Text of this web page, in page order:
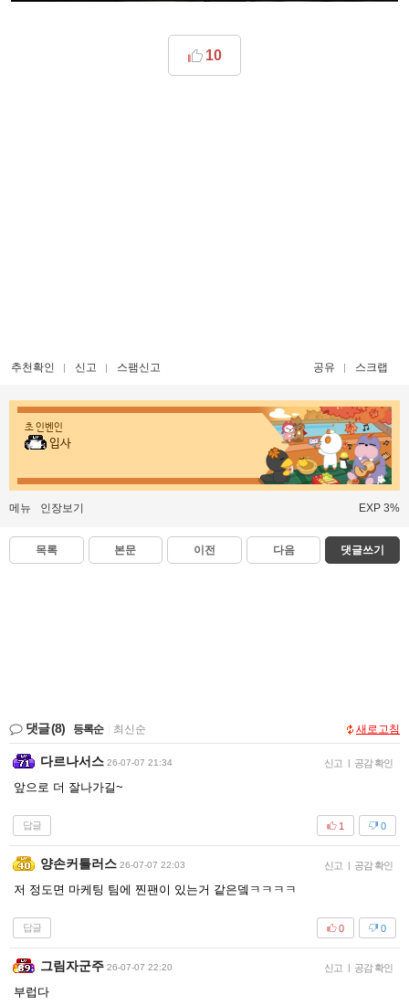
10
추천확인 신고 스팸신고 공유 스크랩
초 인벤인
입사
메뉴 인장보기 EXP 3%
목록 본문 이전 다음 댓글쓰기
댓글(8) 등록순 최신순 새로고침
다르나서스 26-07-07 21:34 신고 | 공감 확인
앞으로 더 잘나가길~
답글 0
1
양손커틀러스 26-07-07 22:03 신고 | 공감 확인
저 정도면 마케팅 팀에 찐팬이 있는거 같은뎈ㅋㅋㅋㅋ
답글 0
0
그림자군주 26-07-07 22:20 신고 | 공감 확인
부럽다